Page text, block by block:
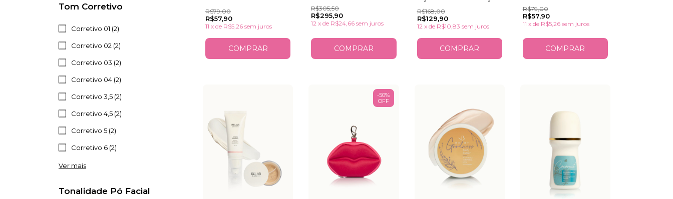
Tom Corretivo
Corretivo 01 (2)
Corretivo 02 (2)
Corretivo 03 (2)
Corretivo 04 (2)
Corretivo 3,5 (2)
Corretivo 4,5 (2)
Corretivo 5 (2)
Corretivo 6 (2)
Ver mais
Tonalidade Pó Facial
R$79,00
R$57,90
11 x de R$5,26 sem juros
R$305,50
R$295,90
12 xde R$24,66 sem juros
COMPRAR
R$168,00
R$129,90
12 x de R$10,83 sem juros
R$79,00
R$57,90
11 x de R$5,26 sem juros
-50%
OFF